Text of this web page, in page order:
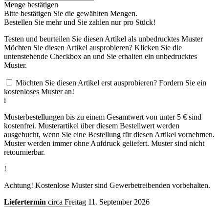
Menge bestätigen
Bitte bestätigen Sie die gewählten Mengen.
Bestellen Sie mehr und Sie zahlen nurpro Stück!
Testen und beurteilen Sie diesen Artikel als unbedrucktes Muster
Möchten Sie diesen Artikel ausprobieren? Klicken Sie die
untenstehende Checkbox an und Sie erhalten ein unbedrucktes
Muster.
Möchten Sie diesen Artikel erst ausprobieren? Fordern Sie ein
kostenloses Muster an!
i
Musterbestellungen bis zu einem Gesamtwert von unter 5 € sind
kostenfrei. Musterartikel über diesem Bestellwert werden
ausgebucht, wenn Sie eine Bestellung für diesen Artikel vornehmen.
Muster werden immer ohne Aufdruck geliefert. Muster sind nicht
retournierbar.
!
Achtung! Kostenlose Muster sind Gewerbetreibenden vorbehalten.
Liefertermin circa Freitag 11. September 2026